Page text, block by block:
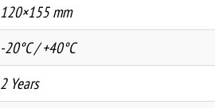
120×155 mm
-20°C / +40°C
2 Years